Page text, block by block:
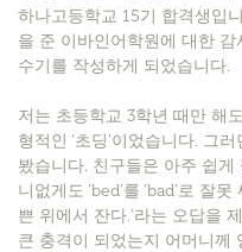
하나고등학교 15기 합격생입
을 준 이바인어학원에 대한
수기를 작성하게 되었습니다.
저는 초등학교 3학년 때만 해
형적인 ‘초딩’이었습니다. 그
봤습니다. 친구들은 아주 쉽
니없게도 ‘bed’를 ‘bad’로 잘
쁜 위에서 잔다.’라는 오답을
큰 충격이 되었는지 어머니께